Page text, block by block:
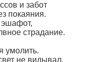
и забот
покаяния.
эшафот,
страдание.
умолить.
не видывал.